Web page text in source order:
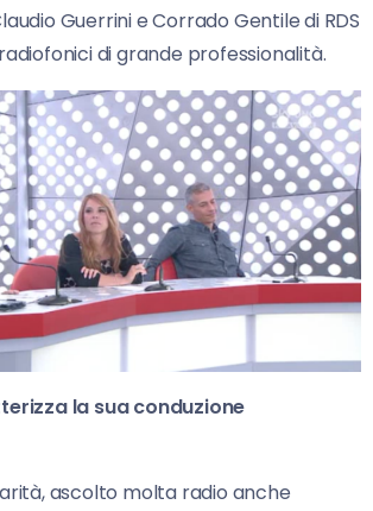
Guerrini e Corrado Gentile di RDS
di grande professionalità.
la sua conduzione
ascolto molta radio anche